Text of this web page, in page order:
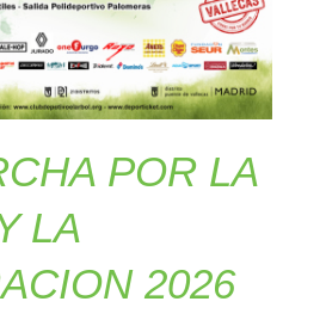
POR LA
LA
2026